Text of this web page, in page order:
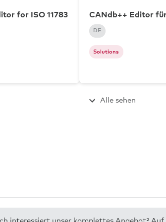
for ISO 11783 CANdb++ Editor für
DE
Solutions
Alle sehen